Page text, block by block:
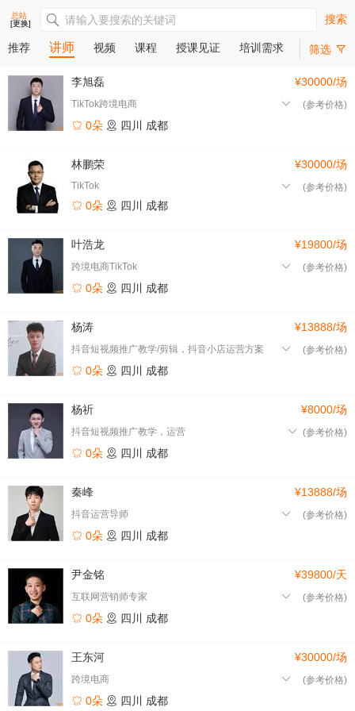
总站
[更换]
搜索
筛选
推荐 讲师 视频 课程 授课见证 培训需求
李旭磊
TikTok跨境电商
0朵 四川 成都
¥30000/场
(参考价格)
林鹏荣
TikTok
0朵 四川 成都
¥30000/场
(参考价格)
叶浩龙
跨境电商TikTok
0朵 四川 成都
¥19800/场
(参考价格)
杨涛
抖音短视频推广教学/剪辑，抖音小店运营方案
0朵 四川 成都
¥13888/场
(参考价格)
杨祈
抖音短视频推广教学，运营
0朵 四川 成都
¥8000/场
(参考价格)
秦峰
抖音运营导师
0朵 四川 成都
¥13888/场
(参考价格)
尹金铭
互联网营销师专家
0朵 四川 成都
¥39800/天
(参考价格)
王东河
跨境电商
0朵 四川 成都
¥30000/场
(参考价格)